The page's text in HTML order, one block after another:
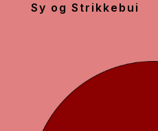
Sy og Strikkebui